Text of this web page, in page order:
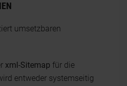
umsetzbaren
xml-Sitemap für die
entweder systemseitig